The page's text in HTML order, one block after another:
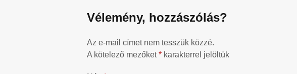
Vélemény, hozzászólás?
Az e-mail címet nem tesszük közzé.
A kötelező mezőket* karakterrel jelöltük